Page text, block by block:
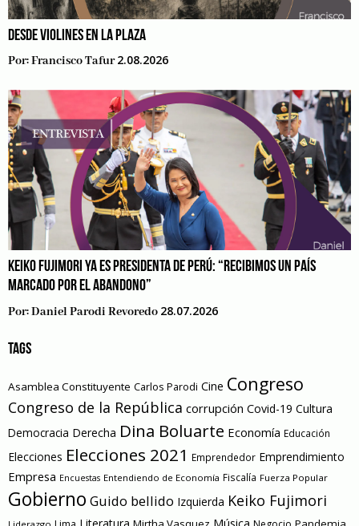
DESDE VIOLINES EN LA PLAZA
Por:Francisco Tafur 2.08.2026
KEIKO FUJIMORI YA ES PRESIDENTA DE PERÚ: “RECIBIMOS UN PAÍS
MARCADO POR EL ABANDONO”
Por:Daniel Parodi Revoredo 28.07.2026
TAGS
Asamblea Constituyente Carlos Parodi Cine Congreso
Congreso de la República corrupción Covid-19 Cultura
Democracia Derecha Dina Boluarte Economía Educación
Elecciones Elecciones 2021 Emprendedor Emprendimiento
Empresa Encuestas Entendiendo de Economía Fiscalía Fuerza Popular
Gobierno Guido bellido Izquierda Keiko Fujimori